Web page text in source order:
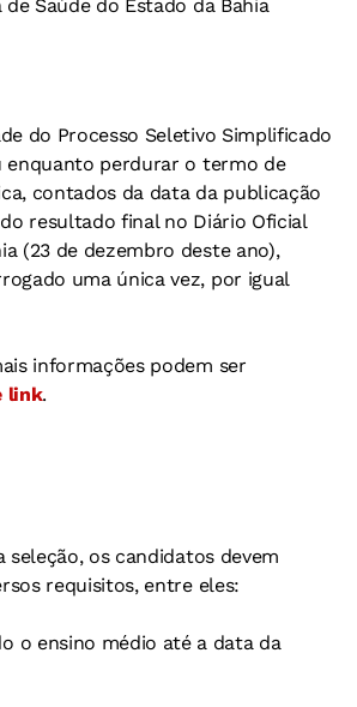
de Saúde do Estado da Bahia
do Processo Seletivo Simplificado
enquanto perdurar o termo de
contados da data da publicação
resultado final no Diário Oficial
(23 de dezembro deste ano),
uma única vez, por igual
informações podem ser
link.
seleção, os candidatos devem
requisitos, entre eles:
o ensino médio até a data da